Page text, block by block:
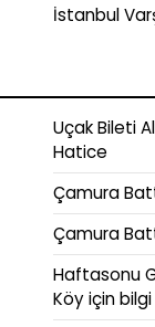
İstanbul
Uçak Bileti
Hatice
Çamura
Çamura
Haftasonu
Köyiçin